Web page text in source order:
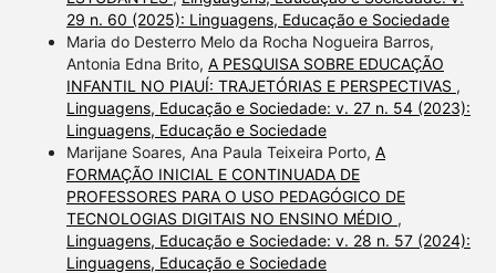
29 n. 60 (2025): Linguagens, Educação e Sociedade
Maria do Desterro Melo da Rocha Nogueira Barros,
Antonia Edna Brito, A PESQUISA SOBRE EDUCAÇÃO
INFANTIL NO PIAUÍ: TRAJETÓRIAS E PERSPECTIVAS ,
Linguagens, Educação e Sociedade: v. 27 n. 54 (2023):
Linguagens, Educação e Sociedade
Marijane Soares, Ana Paula Teixeira Porto, A
FORMAÇÃO INICIAL E CONTINUADA DE
PROFESSORES PARA O USO PEDAGÓGICO DE
TECNOLOGIAS DIGITAIS NO ENSINO MÉDIO ,
Linguagens, Educação e Sociedade: v. 28 n. 57 (2024):
Linguagens, Educação e Sociedade